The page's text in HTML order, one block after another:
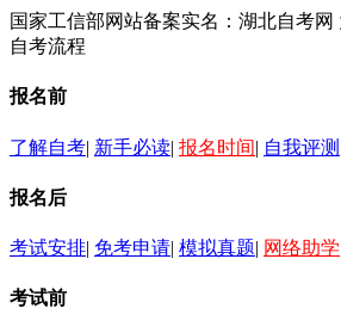
国家工信部网站备案实名：湖北自考
自考流程
报名前
了解自考| 新手必读| 报名时间| 自我评测
报名后
考试安排| 免考申请| 模拟真题| 网络助学
考试前